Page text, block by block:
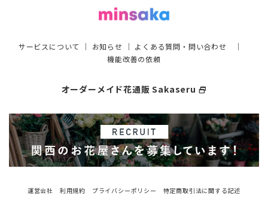
サービスについて ｜ お知らせ ｜ よくある質問・問い合わせ ｜
機能改善の依頼
オーダーメイド花通販 Sakaseru select_window
運営会社 利用規約 プライバシーポリシー
特定商取引法に関する記述